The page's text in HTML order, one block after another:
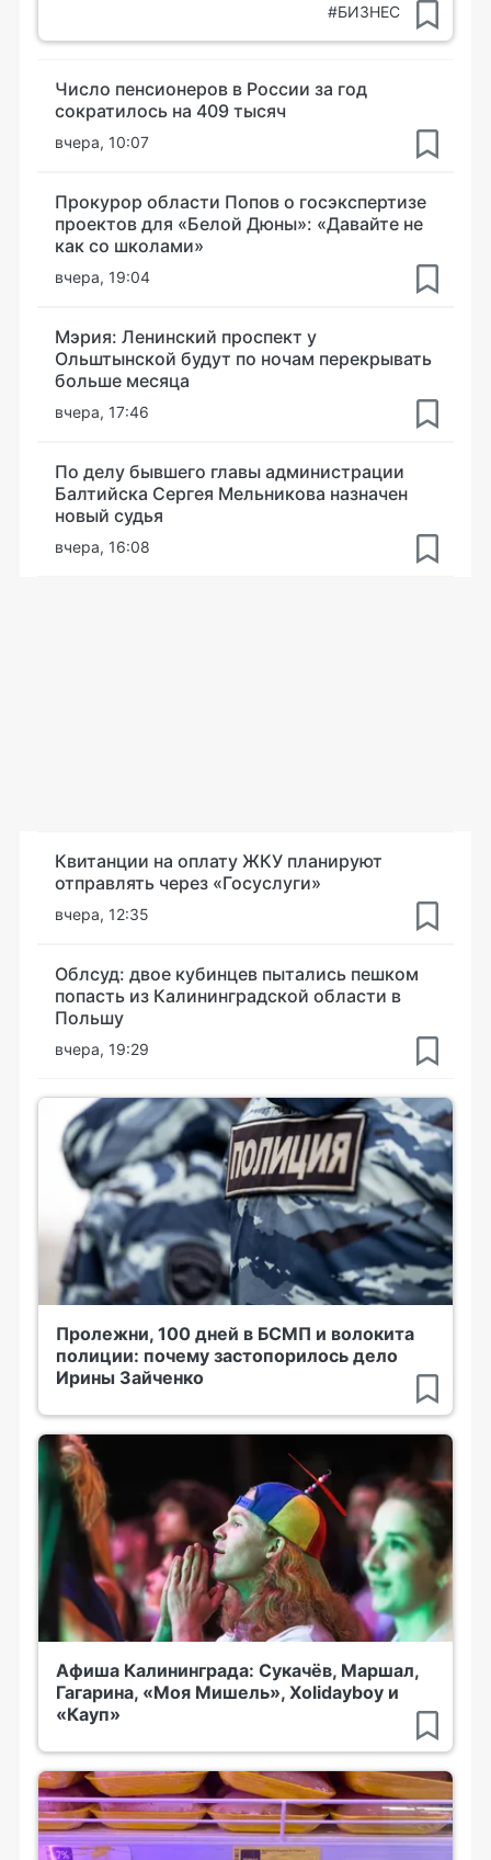
#БИЗНЕС
Число пенсионеров в России за год
сократилось на 409 тысяч
вчера, 10:07
Прокурор области Попов о госэкспертизе
проектов для «Белой Дюны»: «Давайте не
как со школами»
вчера, 19:04
Мэрия: Ленинский проспект у
Ольштынской будут по ночам перекрывать
больше месяца
вчера, 17:46
По делу бывшего главы администрации
Балтийска Сергея Мельникова назначен
новый судья
вчера, 16:08
Квитанции на оплату ЖКУ планируют
отправлять через «Госуслуги»
вчера, 12:35
Облсуд: двое кубинцев пытались пешком
попасть из Калининградской области в
Польшу
вчера, 19:29
Пролежни, 100 дней в БСМП и волокита
полиции: почему застопорилось дело
Ирины Зайченко
Афиша Калининграда: Сукачёв, Маршал,
Гагарина, «Моя Мишель», Xolidayboy и
«Кауп»